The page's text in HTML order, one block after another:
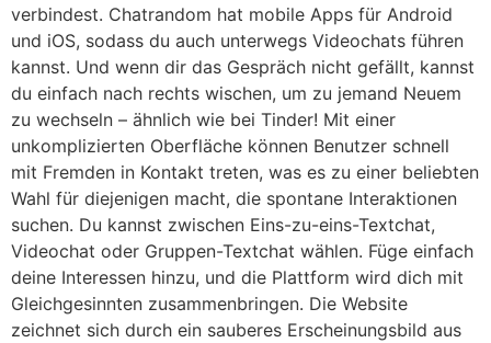
verbindest. Chatrandom hat mobile Apps für Android
und iOS, sodass du auch unterwegs Videochats führen
kannst. Und wenn dir das Gespräch nicht gefällt, kannst
du einfach nach rechts wischen, um zu jemand Neuem
zu wechseln – ähnlich wie bei Tinder! Mit einer
unkomplizierten Oberfläche können Benutzer schnell
mit Fremden in Kontakt treten, was es zu einer beliebten
Wahl für diejenigen macht, die spontane Interaktionen
suchen. Du kannst zwischen Eins-zu-eins-Textchat,
Videochat oder Gruppen-Textchat wählen. Füge einfach
deine Interessen hinzu, und die Plattform wird dich mit
Gleichgesinnten zusammenbringen. Die Website
zeichnet sich durch ein sauberes Erscheinungsbild aus